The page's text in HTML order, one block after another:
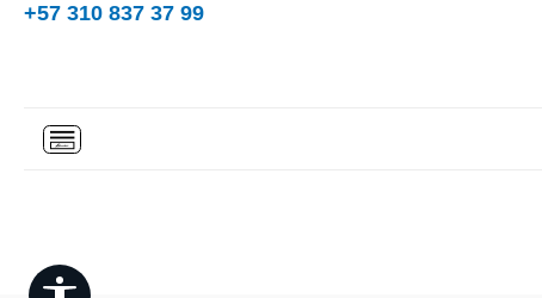
+57 310 837 37 99
Show toolbar